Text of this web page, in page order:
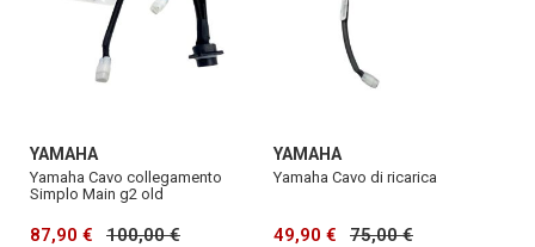
YAMAHA
Yamaha Cavo collegamento
Simplo Main g2 old
87,90 € 100,00 €
YAMAHA
Yamaha Cavo di ricarica
49,90 € 75,00 €